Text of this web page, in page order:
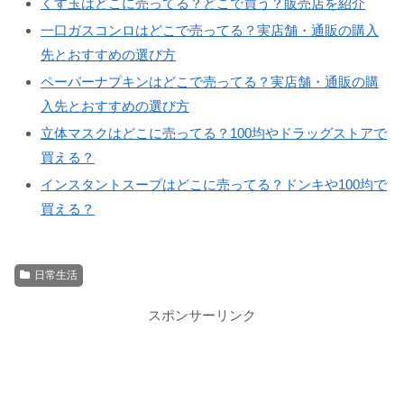
くす玉はどこに売ってる？どこで買う？販売店を紹介
一口ガスコンロはどこで売ってる？実店舗・通販の購入
先とおすすめの選び方
ペーパーナプキンはどこで売ってる？実店舗・通販の購
入先とおすすめの選び方
立体マスクはどこに売ってる？100均やドラッグストアで
買える？
インスタントスープはどこに売ってる？ドンキや100均で
買える？
日常生活
スポンサーリンク